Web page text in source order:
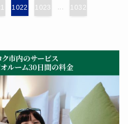
1022 1023 ... 1032